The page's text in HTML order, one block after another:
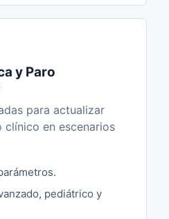
y Paro
para actualizar
clínico en escenarios
pediátrico y